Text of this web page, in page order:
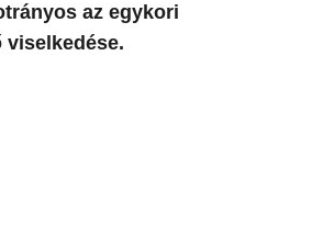
az egykori
viselkedése.